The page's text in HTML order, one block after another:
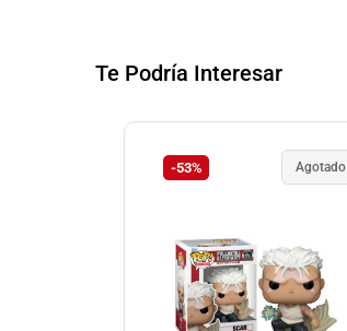
Te Podría Interesar
-53% Agotado